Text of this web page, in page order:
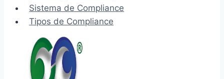
Sistema de Compliance
Tipos de Compliance